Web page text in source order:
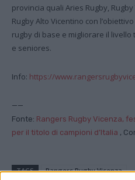
provincia quali Aries Rugby,
Rugby Alto Vicentino con
rugby di base e migliorare il
e seniores.
Info: https://
——
Fonte: Rangers Rugby Vicenza,
per il titolo di campioni d’Italia ,
TAGS Rangers Rugby Vicenza